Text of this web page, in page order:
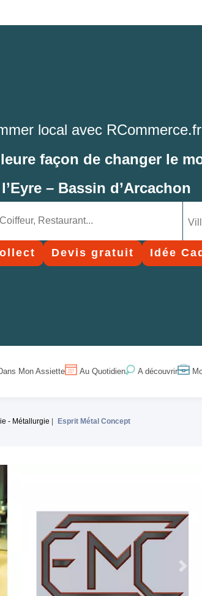
local avec
façon de changer le
– Bassin d’Arcachon
Devis gratuit Idée
Mon Assiette Au Quotidien A découvrir
- Métallurgie Esprit Métal Concept
Next